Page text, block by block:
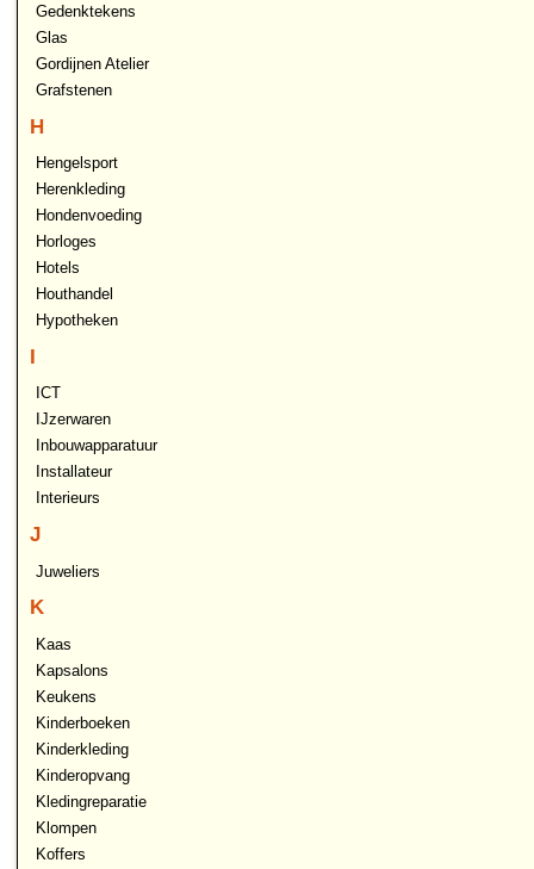
Gedenktekens
Glas
Gordijnen Atelier
Grafstenen
H
Hengelsport
Herenkleding
Hondenvoeding
Horloges
Hotels
Houthandel
Hypotheken
I
ICT
IJzerwaren
Inbouwapparatuur
Installateur
Interieurs
J
Juweliers
K
Kaas
Kapsalons
Keukens
Kinderboeken
Kinderkleding
Kinderopvang
Kledingreparatie
Klompen
Koffers